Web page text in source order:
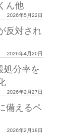
ん他
2026年5月22日
反対され
2026年4月20日
処分率を
2026年2月27日
備えるペ
2026年2月19日